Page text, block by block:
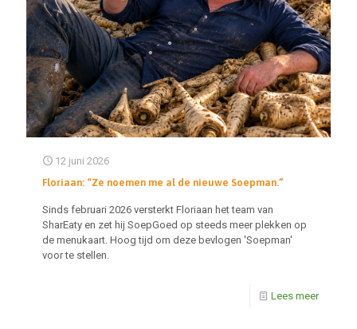
12 juni 2026
Floriaan: “Ze noemen me al de nieuwe Soepman.”
Sinds februari 2026 versterkt Floriaan het team van
SharEaty en zet hij SoepGoed op steeds meer plekken op
de menukaart. Hoog tijd om deze bevlogen 'Soepman'
voor te stellen.
Lees meer